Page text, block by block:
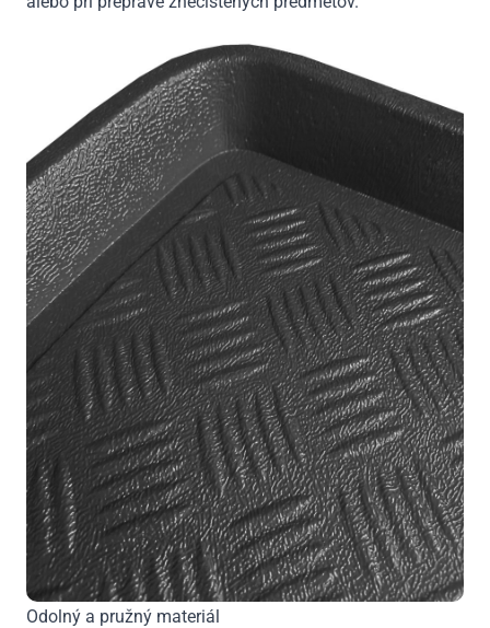
Odolný a pružný materiál